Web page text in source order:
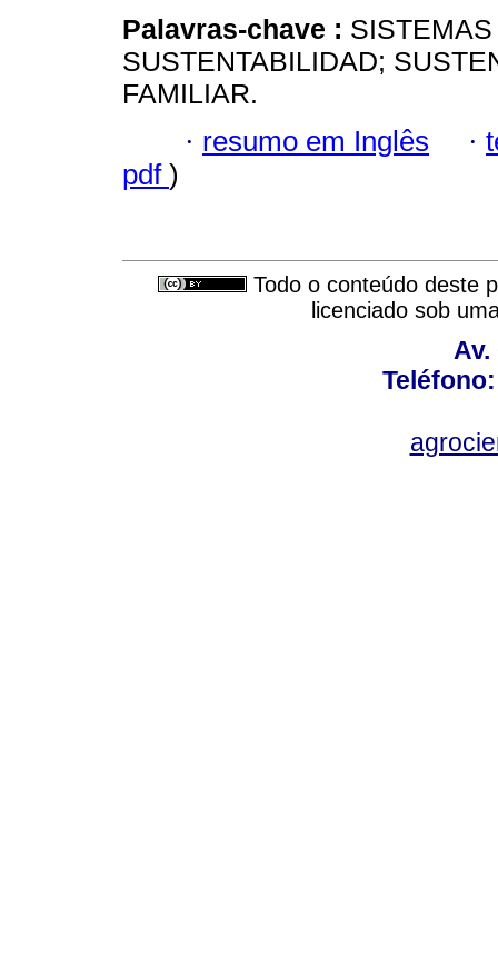
Palavras-chave :
SUSTENTABILIDAD;
FAMILIAR.
· resumo em Inglês ·
pdf )
Todo o conteúdo deste
licenciado sob
Av.